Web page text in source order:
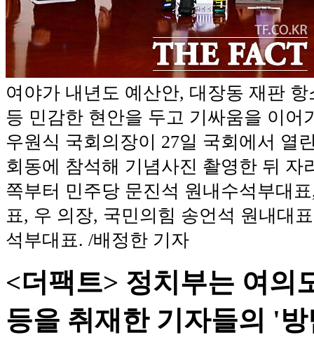
여야가 내년도 예산안, 대장동 재판
등 민감한 현안을 두고 기싸움을 이어
우원식 국회의장이 27일 국회에서 열
회동에 참석해 기념사진 촬영한 뒤 자
쪽부터 민주당 문진석 원내수석부대
표, 우 의장, 국민의힘 송언석 원내대
석부대표. /배정한 기자
<더팩트> 정치부는 여의
등을 취재한 기자들의 '